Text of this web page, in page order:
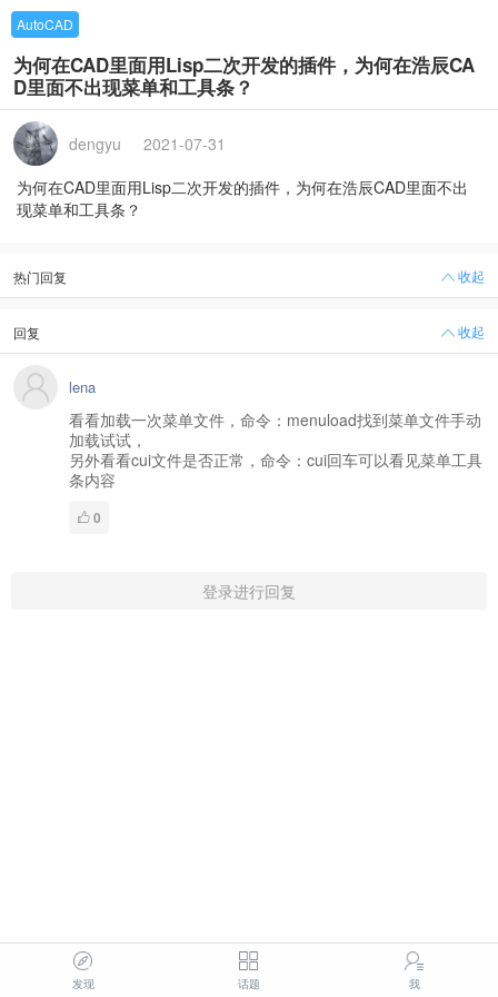
AutoCAD
为何在CAD里面用Lisp二次开发的插件，为何在浩辰CA
D里面不出现菜单和工具条？
dengyu
2021-07-31
为何在CAD里面用Lisp二次开发的插件，为何在浩辰CAD里面不出
现菜单和工具条？
热门回复 收起
回复 收起
lena
看看加载一次菜单文件，命令：menuload找到菜单文件手动
加载试试，
另外看看cui文件是否正常，命令：cui回车可以看见菜单工具
条内容
0
登录进行回复
发现 话题 我